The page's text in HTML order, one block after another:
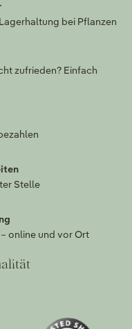
bei Pflanzen
zufrieden? Einfach
Stelle
online und vor Ort